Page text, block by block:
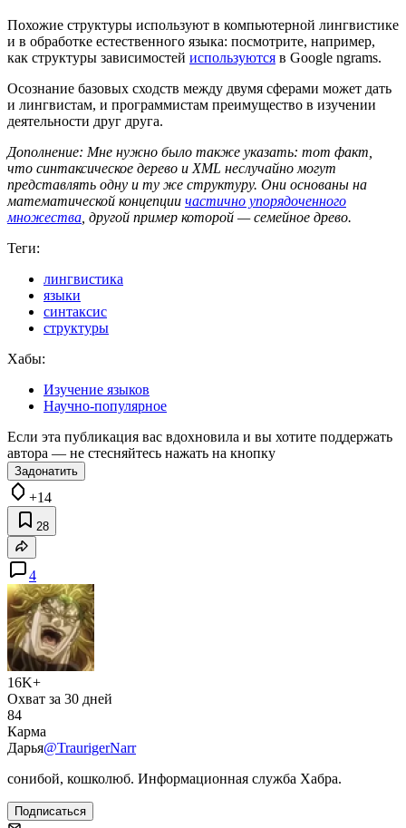
Похожие структуры используют в компьютерной лингвистике
и в обработке естественного языка: посмотрите, например,
как структуры зависимостей используются в Google ngrams.
Осознание базовых сходств между двумя сферами может дать
и лингвистам, и программистам преимущество в изучении
деятельности друг друга.
Дополнение: Мне нужно было также указать: тот факт,
что синтаксическое дерево и XML неслучайно могут
представлять одну и ту же структуру. Они основаны на
математической концепции частично упорядоченного
множества , другой пример которой — семейное древо.
Теги:
лингвистика
языки
синтаксис
структуры
Хабы:
Изучение языков
Научно-популярное
Если эта публикация вас вдохновила и вы хотите поддержать
автора — не стесняйтесь нажать на кнопку
Задонатить
+14
28
4
16K+
Охват за 30 дней
84
Карма
Дарья@TraurigerNarr
сонибой, кошколюб. Информационная служба Хабра.
Подписаться